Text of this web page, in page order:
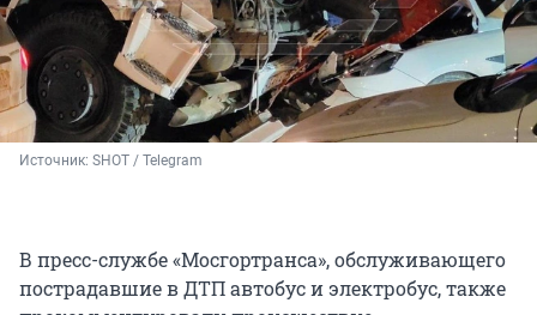
Источник: SHOT / Telegram
В пресс-службе «Мосгортранса», обслуживающего
пострадавшие в ДТП автобус и электробус, также